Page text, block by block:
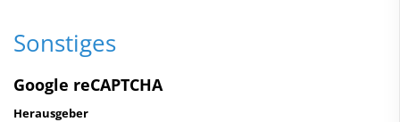
Sonstiges
Google reCAPTCHA
Herausgeber